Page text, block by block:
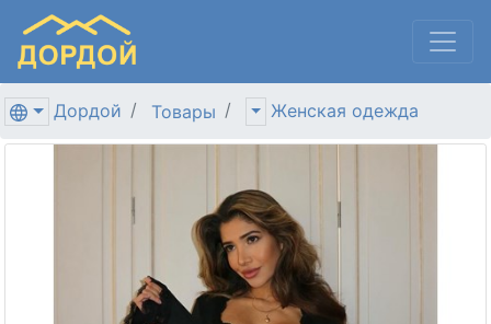
Дордой Товары Женская одежда